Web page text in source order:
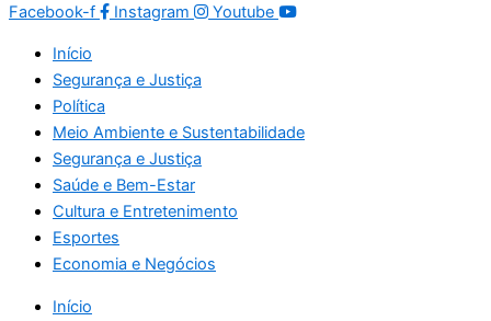
Facebook-f Instagram Youtube
Início
Segurança e Justiça
Política
Meio Ambiente e Sustentabilidade
Segurança e Justiça
Saúde e Bem-Estar
Cultura e Entretenimento
Esportes
Economia e Negócios
Início